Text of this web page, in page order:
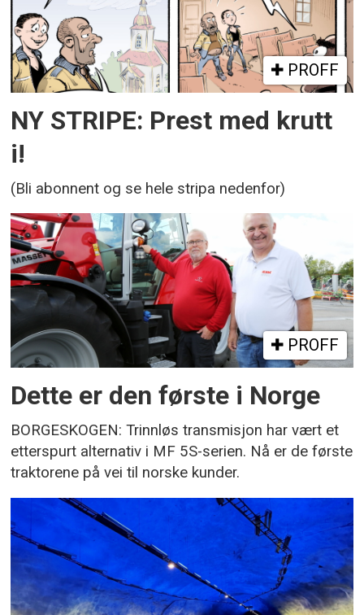
PROFF
NY STRIPE: Prest med krutt
i!
(Bli abonnent og se hele stripa nedenfor)
PROFF
Dette er den første i Norge
BORGESKOGEN: Trinnløs transmisjon har vært et
etterspurt alternativ i MF 5S-serien. Nå er de første
traktorene på vei til norske kunder.